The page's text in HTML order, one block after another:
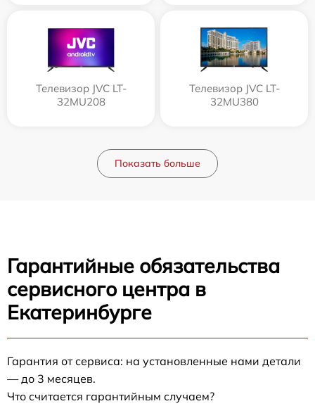
Телевизор JVC LT-
32MU208
Телевизор JVC LT-
32MU380
Показать больше
Гарантийные обязательства
сервисного центра в
Екатеринбурге
Гарантия от сервиса: на установленные нами детали
— до 3 месяцев.
Что считается гарантийным случаем?